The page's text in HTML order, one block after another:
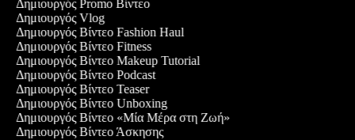
Δημιουργός Promo Βίντεο
Δημιουργός Vlog
Δημιουργός Βίντεο Fashion Haul
Δημιουργός Βίντεο Fitness
Δημιουργός Βίντεο Makeup Tutorial
Δημιουργός Βίντεο Podcast
Δημιουργός Βίντεο Teaser
Δημιουργός Βίντεο Unboxing
Δημιουργός Βίντεο «Μία Μέρα στη Ζωή»
Δημιουργός Βίντεο Άσκησης